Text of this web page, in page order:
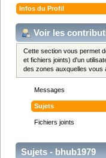
Infos du Profil
Voir les
Cette section vous permet
et fichiers joints) d'un
des zones auxquelles vous
Messages
Sujets
Fichiers joints
Sujets - bhub1979